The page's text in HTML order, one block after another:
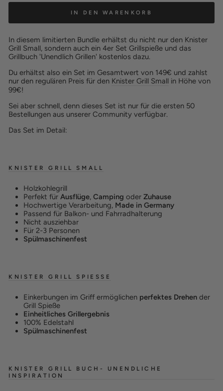
IN DEN WARENKORB
In diesem limitierten Bundle erhältst du nicht nur den Knister
Grill Small, sondern auch ein 4er Set Grillspieße und das
Grillbuch 'Unendlich Grillen' kostenlos dazu.
Du erhältst also ein Set im Gesamtwert von 149€ und zahlst
nur den regulären Preis für den Knister Grill Small in Höhe von
99€!
Sei aber schnell, denn dieses Set ist nur für die ersten 50
Bestellungen aus unserer Community verfügbar.
Das Set im Detail:
KNISTER GRILL SMALL
Holzkohlegrill
Perfekt für Ausflüge, Camping oder Zuhause
Hochwertige Verarbeitung, Made in Germany
Passend für Balkon- und Fahrradhalterung
Nicht ausziehbar
Für 2-3 Personen
Spülmaschinenfest
KNISTER GRILL SPIESSE
Einkerbungen im Griff ermöglichen perfektes Drehen der
Grill Spieße
Einheitliches Grillergebnis
100% Edelstahl
Spülmaschinenfest
KNISTER GRILL BUCH- UNENDLICHE
INSPIRATION